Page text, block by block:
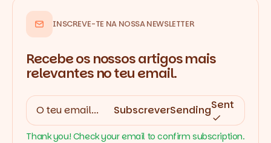
INSCREVE-TE NA NOSSA NEWSLETTER
Recebe os nossos artigos mais
relevantes no teu email.
SubscreverSendingSent
Thank you! Check your email to confirm subscription.